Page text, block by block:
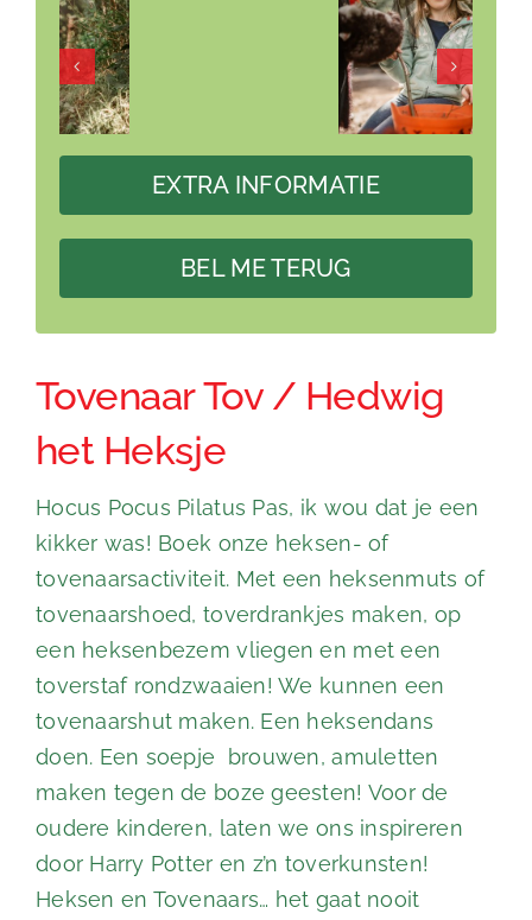
EXTRA INFORMATIE
BEL ME TERUG
Tovenaar Tov / Hedwig
het Heksje
Hocus Pocus Pilatus Pas, ik wou dat je een
kikker was! Boek onze heksen- of
tovenaarsactiviteit. Met een heksenmuts of
tovenaarshoed, toverdrankjes maken, op
een heksenbezem vliegen en met een
toverstaf rondzwaaien! We kunnen een
tovenaarshut maken. Een heksendans
doen. Een soepje brouwen, amuletten
maken tegen de boze geesten! Voor de
oudere kinderen, laten we ons inspireren
door Harry Potter en z’n toverkunsten!
Heksen en Tovenaars… het gaat nooit